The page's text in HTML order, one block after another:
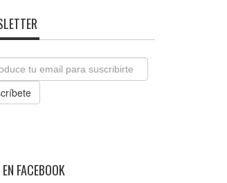
EN FACEBOOK